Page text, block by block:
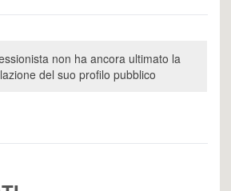
non ha ancora ultimato la
del suo profilo pubblico